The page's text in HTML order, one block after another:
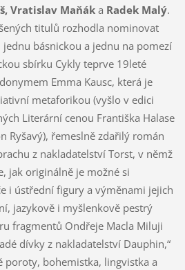
Vratislav Maňáka Radek Malý.
titulů rozhodla nominovat
básnickou a jednu na pomezí
sbírku Cykly teprve 19leté
Emma Kausc, která je
metaforikou (vyšlo v edici
Literární cenou Františka Halase
Ryšavý), řemeslně zdařilý román
z nakladatelství Torst, v němž
jak originálně je možné si
i ústřední figury a výměnami jejich
jazykově i myšlenkově pestrý
fragmentů Ondřeje Macla Miluji
dívky z nakladatelství Dauphin,“
poroty, bohemistka, lingvistka a